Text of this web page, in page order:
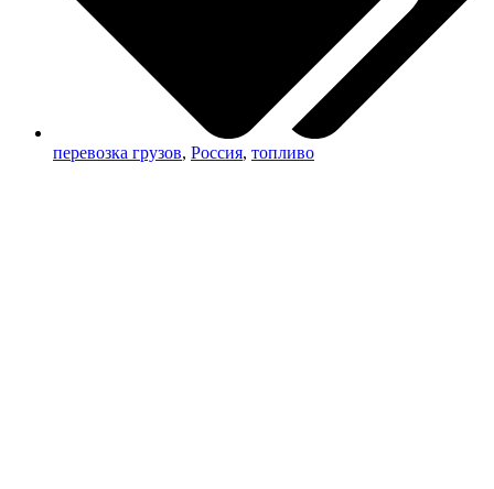
перевозка грузов, Россия, топливо